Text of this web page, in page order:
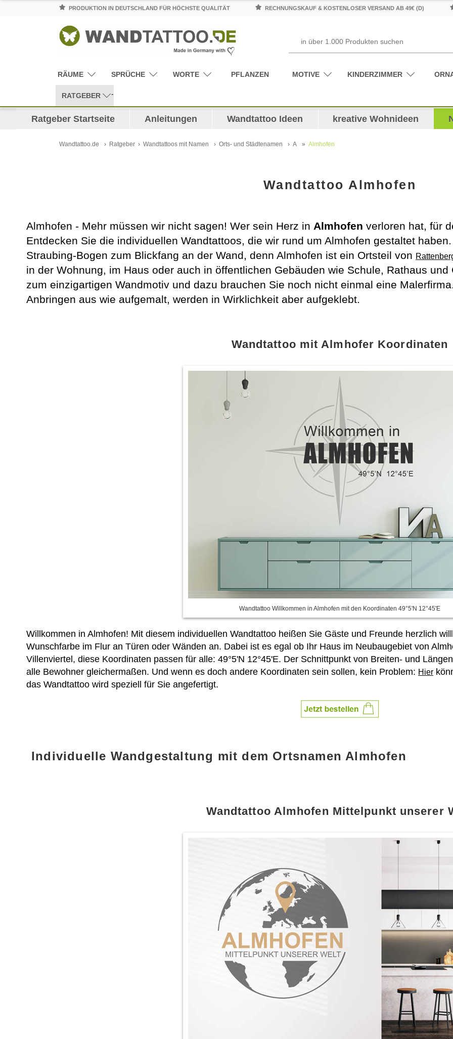
PRODUKTION IN DEUTSCHLAND FÜR HÖCHSTE QUALITÄT RECHNUNGSKAUF & KOSTENLOSER VERSAND AB 49€ (D)
RÄUME SPRÜCHE WORTE PFLANZEN MOTIVE KINDERZIMMER
RATGEBER
Ratgeber Startseite Anleitungen Wandtattoo Ideen kreative Wohnideen
Wandtattoo.de Ratgeber Wandtattoos mit Namen Orts- und Städtenamen A Almhofen
Wandtattoo Almhofen
Almhofen - Mehr müssen wir nicht sagen! Wer sein Herz in Almhofen verloren hat, für
Entdecken Sie die individuellen Wandtattoos, die wir rund um Almhofen gestaltet
Straubing-Bogen zum Blickfang an der Wand, denn Almhofen ist ein Ortsteil von
in der Wohnung, im Haus oder auch in öffentlichen Gebäuden wie Schule, Rathaus
zum einzigartigen Wandmotiv und dazu brauchen Sie noch nicht einmal eine
Anbringen aus wie aufgemalt, werden in Wirklichkeit aber aufgeklebt.
Wandtattoo mit Almhofer Koordinaten
Wandtattoo Willkommen in Almhofen mit den Koordinaten 49°5'N 12°45'E
Willkommen in Almhofen! Mit diesem individuellen Wandtattoo heißen Sie Gäste und Freunde herzlich
Wunschfarbe im Flur an Türen oder Wänden an. Dabei ist es egal ob Ihr Haus im Neubaugebiet von
Villenviertel, diese Koordinaten passen für alle: 49°5'N 12°45'E. Der Schnittpunkt von Breiten- und
alle Bewohner gleichermaßen. Und wenn es doch andere Koordinaten sein sollen, kein Problem: Hier
das Wandtattoo wird speziell für Sie angefertigt.
Individuelle Wandgestaltung mit dem Ortsnamen Almhofen
Wandtattoo Almhofen Mittelpunkt unserer